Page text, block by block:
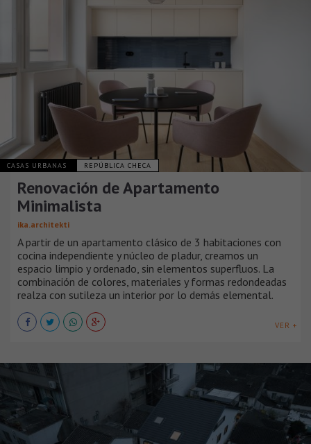
CASAS URBANAS REPÚBLICA CHECA
Renovación de Apartamento
Minimalista
ika.architekti
A partir de un apartamento clásico de 3 habitaciones con
cocina independiente y núcleo de pladur, creamos un
espacio limpio y ordenado, sin elementos superfluos. La
combinación de colores, materiales y formas redondeadas
realza con sutileza un interior por lo demás elemental.
VER +